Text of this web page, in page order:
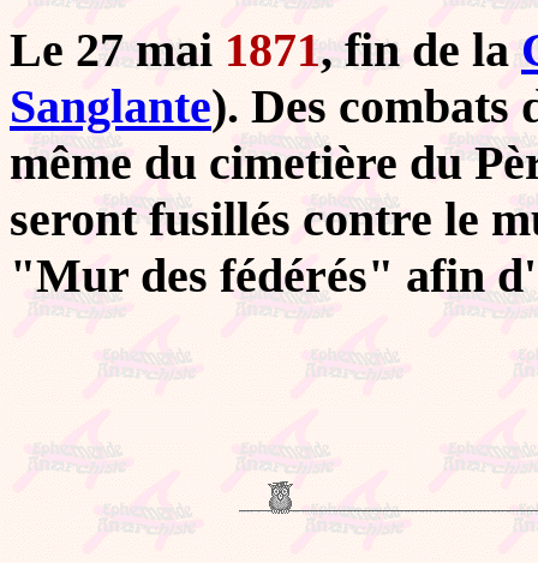
Le 27 mai 1871, fin de la
Sanglante). Des combats
même du cimetière du
seront fusillés contre le
"Mur des fédérés" afin